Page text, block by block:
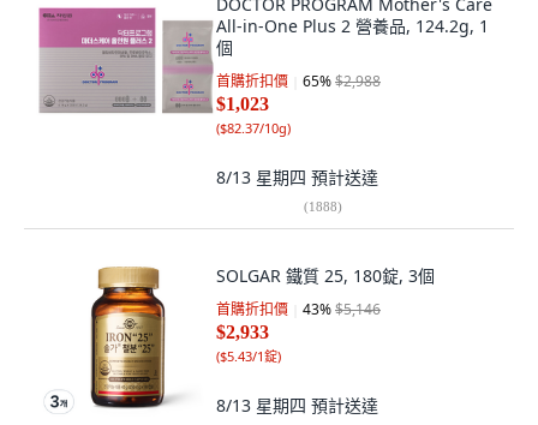
All-in-One Plus 2 營養品, 124.2g, 1
個
首購折扣價 65%$2,988
$1,023
($82.37/10g)
8/13 星期四 預計送達
(1888)
SOLGAR 鐵質 25, 180錠, 3個
首購折扣價 43%$5,146
$2,933
($5.43/1錠)
8/13 星期四 預計送達